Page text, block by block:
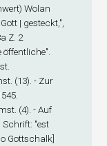
Wolan
| gesteckt,",
a Z. 2
(13). - Zur
(4). - Auf
Schrift: "est
Gottschalk]